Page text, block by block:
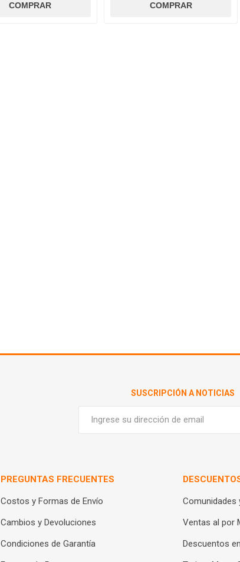
SUSCRIPCIÓN A NOTICIAS
PREGUNTAS FRECUENTES
Costos y Formas de Envío
Cambios y Devoluciones
Condiciones de Garantía
Comunidades
Ventas al por
Descuentos